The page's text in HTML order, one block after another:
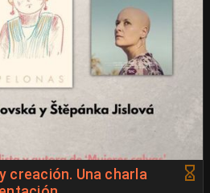
creación. Una charla